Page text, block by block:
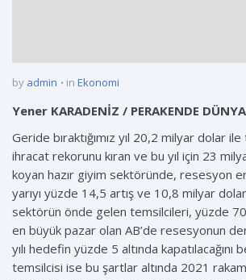
by admin in Ekonomi
Yener KARADENİZ / PERAKENDE
Geride bıraktığımız yıl 20,2 milyar dolar
ihracat rekorunu kıran ve bu yıl için 23
koyan hazır giyim sektöründe, resesyon
yarıyı yüzde 14,5 artış ve 10,8 milyar
sektörün önde gelen temsilcileri, yüzde
en büyük pazar olan AB’de resesyonun
yılı hedefin yüzde 5 altında
temsilcisi ise bu şartlar altında 2021